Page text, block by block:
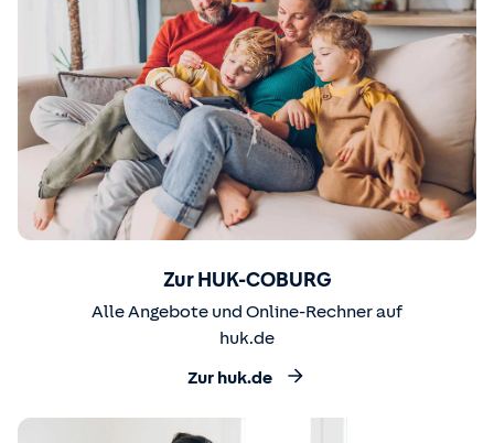
Zur HUK-COBURG
Alle Angebote und Online-Rechner auf
huk.de
Zur huk.de